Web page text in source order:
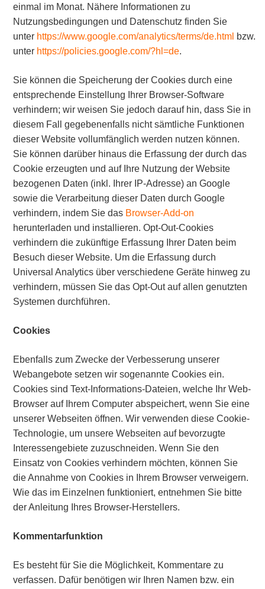
einmal im Monat. Nähere Informationen zu
Nutzungsbedingungen und Datenschutz finden Sie
unter https://www.google.com/analytics/terms/de.html bzw.
unter https://policies.google.com/?hl=de.
Sie können die Speicherung der Cookies durch eine
entsprechende Einstellung Ihrer Browser-Software
verhindern; wir weisen Sie jedoch darauf hin, dass Sie in
diesem Fall gegebenenfalls nicht sämtliche Funktionen
dieser Website vollumfänglich werden nutzen können.
Sie können darüber hinaus die Erfassung der durch das
Cookie erzeugten und auf Ihre Nutzung der Website
bezogenen Daten (inkl. Ihrer IP-Adresse) an Google
sowie die Verarbeitung dieser Daten durch Google
verhindern, indem Sie das Browser-Add-on
herunterladen und installieren. Opt-Out-Cookies
verhindern die zukünftige Erfassung Ihrer Daten beim
Besuch dieser Website. Um die Erfassung durch
Universal Analytics über verschiedene Geräte hinweg zu
verhindern, müssen Sie das Opt-Out auf allen genutzten
Systemen durchführen.
Cookies
Ebenfalls zum Zwecke der Verbesserung unserer
Webangebote setzen wir sogenannte Cookies ein.
Cookies sind Text-Informations-Dateien, welche Ihr Web-
Browser auf Ihrem Computer abspeichert, wenn Sie eine
unserer Webseiten öffnen. Wir verwenden diese Cookie-
Technologie, um unsere Webseiten auf bevorzugte
Interessengebiete zuzuschneiden. Wenn Sie den
Einsatz von Cookies verhindern möchten, können Sie
die Annahme von Cookies in Ihrem Browser verweigern.
Wie das im Einzelnen funktioniert, entnehmen Sie bitte
der Anleitung Ihres Browser-Herstellers.
Kommentarfunktion
Es besteht für Sie die Möglichkeit, Kommentare zu
verfassen. Dafür benötigen wir Ihren Namen bzw. ein